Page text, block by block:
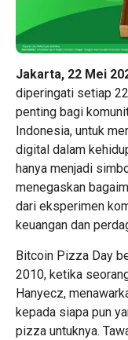
Jakarta, 22 Mei
diperingati setiap
penting bagi
Indonesia, untuk
digital dalam
hanya menjadi
menegaskan
dari eksperimen
keuangan dan
Bitcoin Pizza Day
2010, ketika
Hanyecz,
kepada siapa pun
pizza untuknya.